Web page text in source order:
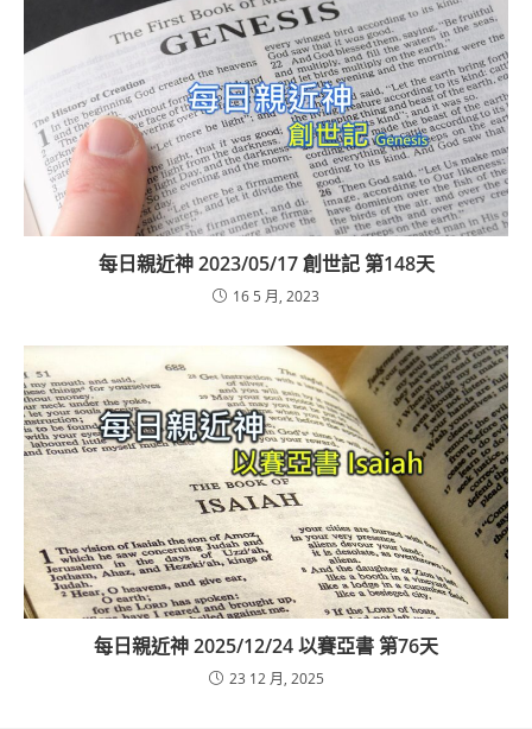
每日親近神 2023/05/17 創世記 第148天
16 5 月, 2023
每日親近神 2025/12/24 以賽亞書 第76天
23 12 月, 2025